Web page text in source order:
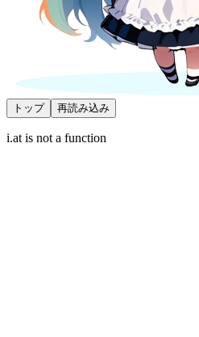
トップ 再読み込み
i.at is not a function